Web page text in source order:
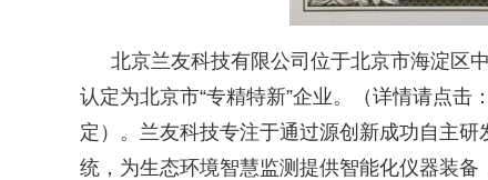
北京兰友科技有限公司位于北京市海淀区
认定为北京市“专精特新”企业。（详情请点击
定）。兰友科技专注于通过源创新成功自主
统，为生态环境智慧监测提供智能化仪器装